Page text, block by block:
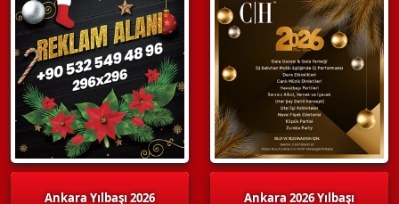
Ankara Yılbaşı 2026 Ankara 2026 Yılbaşı